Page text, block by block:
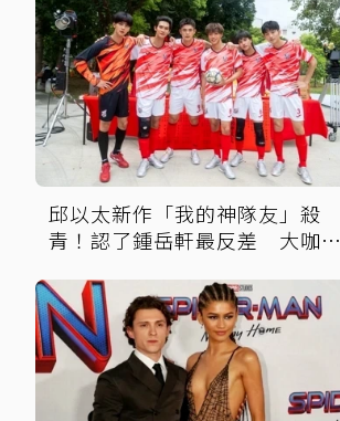
邱以太新作「我的神隊友」殺
青！認了鍾岳軒最反差 大咖男